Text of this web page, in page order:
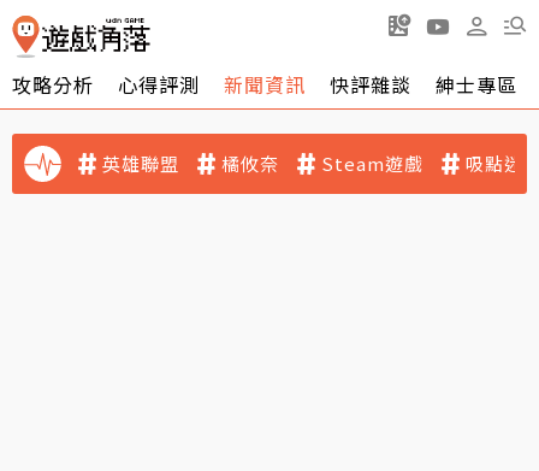
攻略分析 心得評測 新聞資訊 快評雜談 紳士專區
英雄聯盟 橘攸奈 Steam遊戲 吸點迷